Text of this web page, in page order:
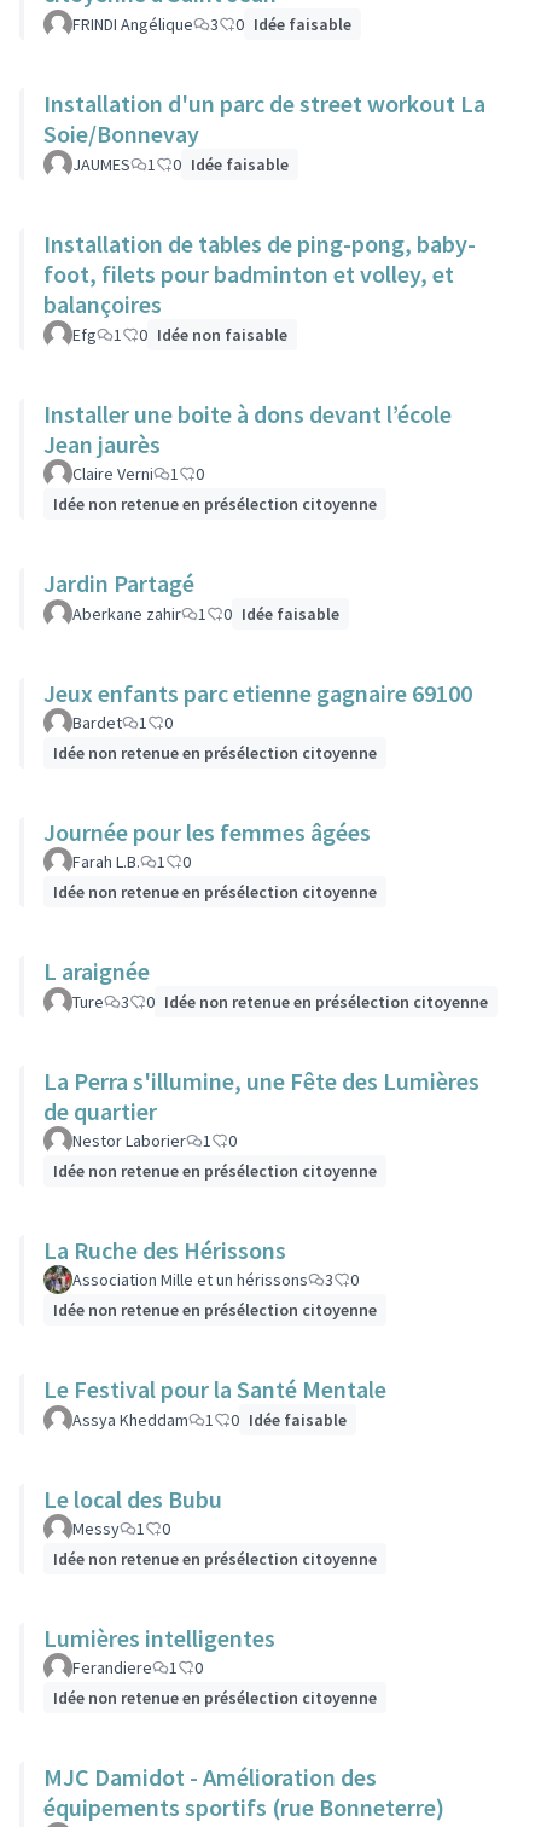
FRINDI Angélique 3 0 Idée faisable
Installation d'un parc de street workout La
Soie/Bonnevay
JAUMES 1 0 Idée faisable
Installation de tables de ping-pong, baby-
foot, filets pour badminton et volley, et
balançoires
Efg 1 0 Idée non faisable
Installer une boite à dons devant l’école
Jean jaurès
Claire Verni 1
0
Idée non retenue en présélection citoyenne
Jardin Partagé
Aberkane zahir 1 0 Idée faisable
Jeux enfants parc etienne gagnaire 69100
Bardet 1
0
Idée non retenue en présélection citoyenne
Journée pour les femmes âgées
Farah L.B. 1
0
Idée non retenue en présélection citoyenne
L araignée
Ture 3 0 Idée non retenue en présélection citoyenne
La Perra s'illumine, une Fête des Lumières
de quartier
Nestor Laborier 1
0
Idée non retenue en présélection citoyenne
La Ruche des Hérissons
Association Mille et un hérissons 3
0
Idée non retenue en présélection citoyenne
Le Festival pour la Santé Mentale
Assya Kheddam 1 0 Idée faisable
Le local des Bubu
Messy 1
0
Idée non retenue en présélection citoyenne
Lumières intelligentes
Ferandiere 1
0
Idée non retenue en présélection citoyenne
MJC Damidot - Amélioration des
équipements sportifs (rue Bonneterre)